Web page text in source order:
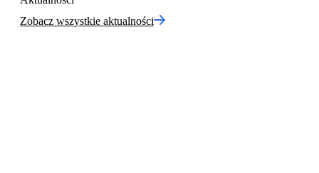
Zobacz wszystkie aktualności